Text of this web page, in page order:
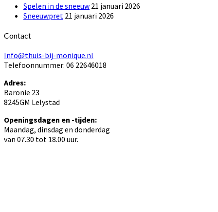
Spelen in de sneeuw 21 januari 2026
Sneeuwpret 21 januari 2026
Contact
Info@thuis-bij-monique.nl
Telefoonnummer: 06 22646018
Adres:
Baronie 23
8245GM Lelystad
Openingsdagen en -tijden:
Maandag, dinsdag en donderdag
van 07.30 tot 18.00 uur.